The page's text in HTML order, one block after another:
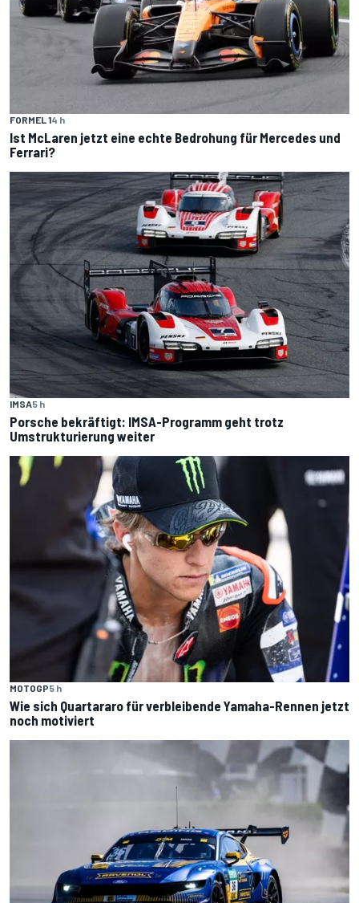
FORMEL 14 h
Ist McLaren jetzt eine echte Bedrohung für Mercedes und
Ferrari?
IMSA5 h
Porsche bekräftigt: IMSA-Programm geht trotz
Umstrukturierung weiter
MOTOGP5 h
Wie sich Quartararo für verbleibende Yamaha-Rennen jetzt
noch motiviert